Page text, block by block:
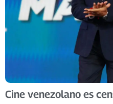
Cine venezolano es